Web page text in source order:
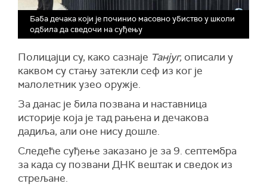
Баба дечака који је починио масовно убиство у школи
одбила да сведочи на суђењу
Полицајци су, како сазнаје Танјуг, описали у
каквом су стању затекли сеф из ког је
малолетник узео оружје.
За данас је била позвана и наставница
историје која је тад рањена и дечакова
дадиља, али оне нису дошле.
Следеће суђење заказано је за 9. септембра
за када су позвани ДНК вештак и сведок из
стрељане.